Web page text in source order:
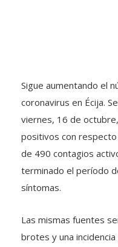
Sigue aumentando el
coronavirus en Écija.
viernes, 16 de
positivos con
de 490 contagios
terminado el período
síntomas.
Las mismas fuentes
brotes y una